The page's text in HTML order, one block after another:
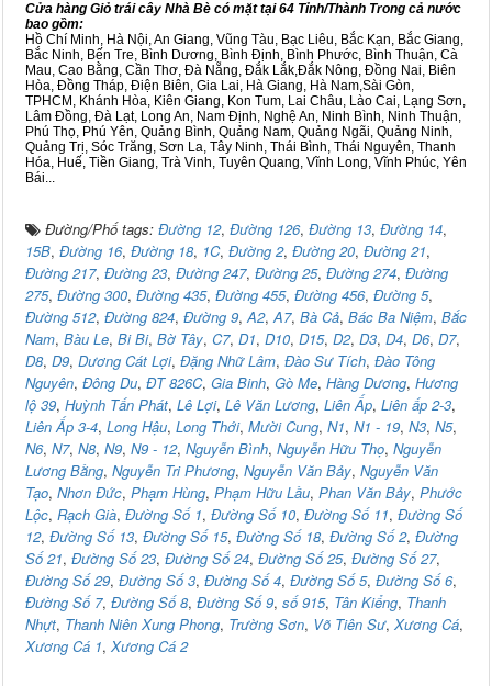
Cửa hàng Giỏ trái cây Nhà Bè có mặt tại 64 Tỉnh/Thành Trong cả nước
bao gồm:
Hồ Chí Minh, Hà Nội, An Giang, Vũng Tàu, Bạc Liêu, Bắc Kạn, Bắc Giang,
Bắc Ninh, Bến Tre, Bình Dương, Bình Định, Bình Phước, Bình Thuận, Cà
Mau, Cao Bằng, Cần Thơ, Đà Nẵng, Đắk Lắk,Đắk Nông, Đồng Nai, Biên
Hòa, Đồng Tháp, Điện Biên, Gia Lai, Hà Giang, Hà Nam,Sài Gòn,
TPHCM, Khánh Hòa, Kiên Giang, Kon Tum, Lai Châu, Lào Cai, Lạng Sơn,
Lâm Đồng, Đà Lạt, Long An, Nam Định, Nghệ An, Ninh Bình, Ninh Thuận,
Phú Thọ, Phú Yên, Quảng Bình, Quảng Nam, Quảng Ngãi, Quảng Ninh,
Quảng Trị, Sóc Trăng, Sơn La, Tây Ninh, Thái Bình, Thái Nguyên, Thanh
Hóa, Huế, Tiền Giang, Trà Vinh, Tuyên Quang, Vĩnh Long, Vĩnh Phúc, Yên
Bái...
Đường/Phố tags: Đường 12, Đường 126, Đường 13, Đường 14,
15B, Đường 16, Đường 18, 1C, Đường 2, Đường 20, Đường 21,
Đường 217, Đường 23, Đường 247, Đường 25, Đường 274, Đường
275, Đường 300, Đường 435, Đường 455, Đường 456, Đường 5,
Đường 512, Đường 824, Đường 9,A2,A7, Bà Cả, Bác Ba Niệm, Bắc
Nam, Bàu Le, Bi Bi, Bờ Tây, C7, D1, D10, D15, D2, D3, D4, D6, D7,
D8, D9, Dương Cát Lợi, Đặng Nhữ Lâm, Đào Sư Tích, Đào Tông
Nguyên, Đông Du, ĐT 826C, Gia Binh, Gò Me, Hàng Dương, Hương
lộ 39, Huỳnh Tấn Phát, Lê Lợi, Lê Văn Lương, Liên Ấp, Liên ấp 2-3,
Liên Ấp 3-4, Long Hậu, Long Thới, Mười Cung, N1, N1 - 19, N3, N5,
N6, N7, N8, N9, N9 - 12, Nguyễn Bình, Nguyễn Hữu Thọ, Nguyễn
Lương Bằng, Nguyễn Tri Phương, Nguyễn Văn Bảy, Nguyễn Văn
Tạo, Nhơn Đức, Phạm Hùng, Phạm Hữu Lầu, Phan Văn Bảy, Phước
Lộc, Rạch Già, Đường Số 1, Đường Số 10, Đường Số 11, Đường Số
12, Đường Số 13, Đường Số 15, Đường Số 18, Đường Số 2, Đường
Số 21, Đường Số 23, Đường Số 24, Đường Số 25, Đường Số 27,
Đường Số 29, Đường Số 3, Đường Số 4, Đường Số 5, Đường Số 6,
Đường Số 7, Đường Số 8, Đường Số 9, số 915, Tân Kiểng, Thanh
Nhựt, Thanh Niên Xung Phong, Trường Sơn, Võ Tiên Sư, Xương Cá,
Xương Cá 1, Xương Cá 2